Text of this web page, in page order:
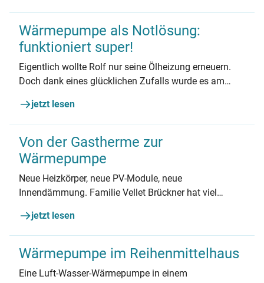
Wärmepumpe als Notlösung:
funktioniert super!
Eigentlich wollte Rolf nur seine Ölheizung erneuern.
Doch dank eines glücklichen Zufalls wurde es am
jetzt lesen
Von der Gastherme zur
Wärmepumpe
Neue Heizkörper, neue PV-Module, neue
Innendämmung. Familie Vellet Brückner hat viel
gelohnt hat? Zumindest der neue Anblick ist für den
Besitzer noch gewöhnungsbedürftig.
jetzt lesen
Wärmepumpe im Reihenmittelhaus
Eine Luft-Wasser-Wärmepumpe in einem